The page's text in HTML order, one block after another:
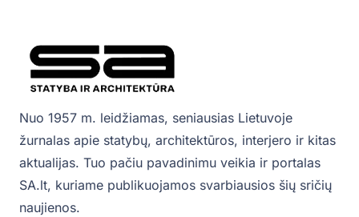
Nuo 1957 m. leidžiamas, seniausias Lietuvoje
žurnalas apie statybų, architektūros, interjero ir kitas
aktualijas. Tuo pačiu pavadinimu veikia ir portalas
SA.lt, kuriame publikuojamos svarbiausios šių sričių
naujienos.